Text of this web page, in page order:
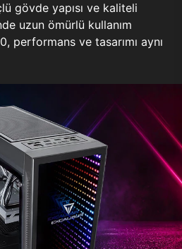
gövde yapısı ve kaliteli
uzun ömürlü kullanım
performans ve tasarımı aynı